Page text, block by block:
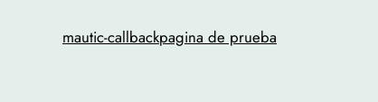
mautic-callbackpagina de prueba